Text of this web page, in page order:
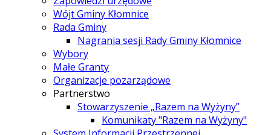
Wójt Gminy Kłomnice
Rada Gminy
Nagrania sesji Rady Gminy Kłomnice
Wybory
Małe Granty
Organizacje pozarządowe
Partnerstwo
Stowarzyszenie „Razem na Wyżyny”
Komunikaty "Razem na Wyżyny"